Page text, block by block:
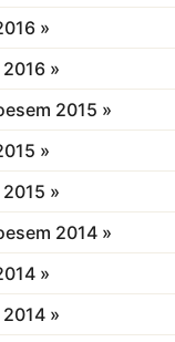
»
»
2015 »
»
»
2014 »
»
»